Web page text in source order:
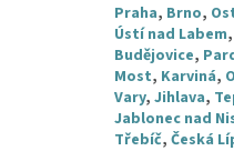
Praha, Brno,
Ústí nad Labem,
Budějovice,
Most, Karviná,
Vary, Jihlava,
Jablonec nad
Třebíč, Česká